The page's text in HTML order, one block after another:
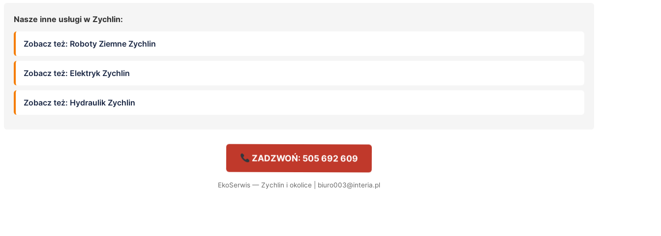
Nasze inne usługi w Zychlin:
Zobacz też: Roboty Ziemne Zychlin
Zobacz też: Elektryk Zychlin
Zobacz też: Hydraulik Zychlin
ZADZWOŃ: 505 692 609
EkoSerwis — Zychlin i okolice | biuro003@interia.pl